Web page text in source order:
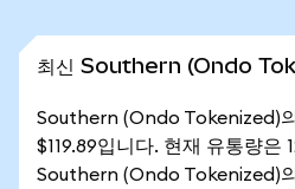
최신 Southern (Ondo
Southern (Ondo Tokenized)
$119.89입니다. 현재 유통량은
Southern (Ondo Tokenized)